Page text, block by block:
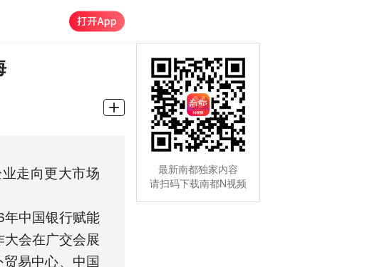
走向更大市场
中国银行赋能
大会在广交会展
易中心、中国
最新南都独家内容
请扫码下载南都N视频